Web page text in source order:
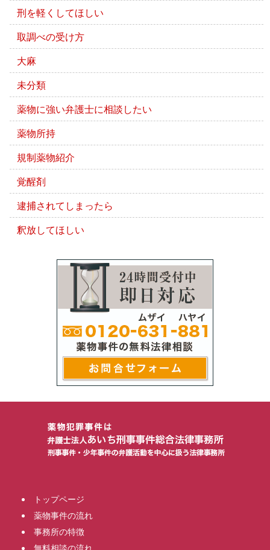
刑を軽くしてほしい
取調べの受け方
大麻
未分類
薬物に強い弁護士に相談したい
薬物所持
規制薬物紹介
覚醒剤
逮捕されてしまったら
釈放してほしい
トップページ
薬物事件の流れ
事務所の特徴